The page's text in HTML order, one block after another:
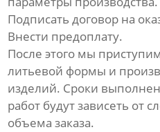
Подписать договор на
Внести предоплату.
После этого мы
литьевой формы и
изделий. Сроки
работ будут зависеть от
объема заказа.